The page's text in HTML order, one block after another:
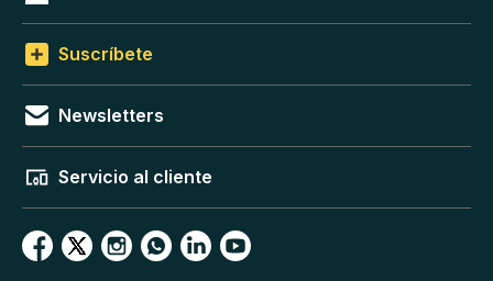
Suscríbete
Newsletters
Servicio al cliente